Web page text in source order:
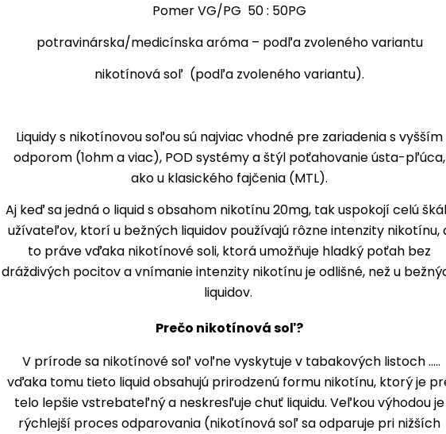
Pomer VG/PG 50 : 50PG
potravinárska/medicínska aróma – podľa zvoleného variantu
nikotínová soľ (podľa zvoleného variantu).
Liquidy s nikotínovou soľou sú najviac vhodné pre zariadenia s vyšším
odporom (1ohm a viac), POD systémy a štýl poťahovanie ústa-pľúca,
ako u klasického fajčenia (MTL).
Aj keď sa jedná o liquid s obsahom nikotínu 20mg, tak uspokojí celú
užívateľov, ktorí u bežných liquidov používajú rôzne intenzity nikotínu,
to práve vďaka nikotínové soli, ktorá umožňuje hladký poťah bez
dráždivých pocitov a vnímanie intenzity nikotínu je odlišné, než u
liquidov.
Prečo nikotínová soľ?
V prírode sa nikotínové soľ voľne vyskytuje v tabakových listoch .....
vďaka tomu tieto liquid obsahujú prirodzenú formu nikotínu, ktorý je
telo lepšie vstrebateľný a neskresľuje chuť liquidu. Veľkou výhodou je
rýchlejší proces odparovania (nikotínová soľ sa odparuje pri nižších